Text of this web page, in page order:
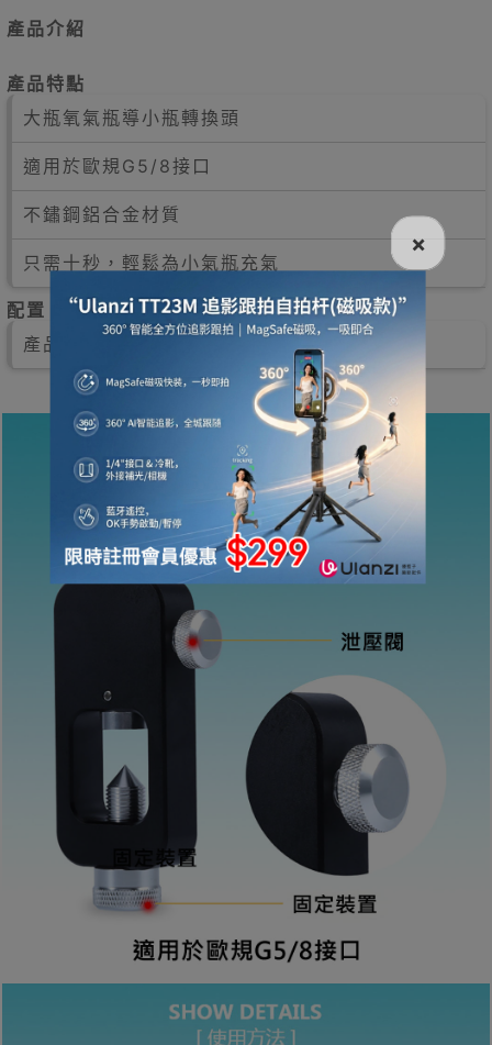
產品介紹
產品特點
大瓶氧氣瓶導小瓶轉換頭
適用於歐規G5/8接口
不鏽鋼鋁合金材質
只需十秒，輕鬆為小氣瓶充氣
配置
產品編號：29934001
×